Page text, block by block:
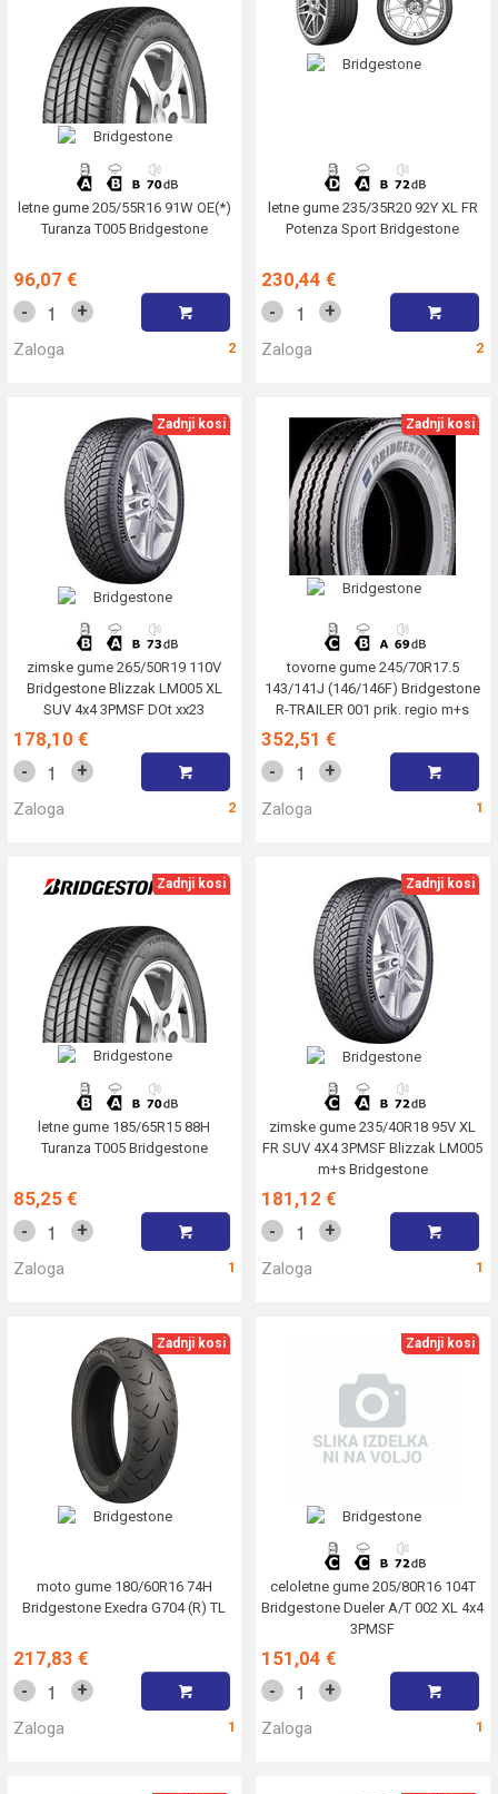
letne gume 205/55R16 91W OE(*)
Turanza T005 Bridgestone
96,07 €
- +
Zaloga 2
letne gume 235/35R20 92Y XL FR
Potenza Sport Bridgestone
230,44 €
- +
Zaloga 2
Zadnji kosi
zimske gume 265/50R19 110V
Bridgestone Blizzak LM005 XL
SUV 4x4 3PMSF DOt xx23
178,10 €
- +
Zaloga 2
Zadnji kosi
tovorne gume 245/70R17.5
143/141J (146/146F) Bridgestone
R-TRAILER 001 prik. regio m+s
352,51 €
- +
Zaloga 1
Zadnji kosi
letne gume 185/65R15 88H
Turanza T005 Bridgestone
85,25 €
- +
Zaloga 1
Zadnji kosi
zimske gume 235/40R18 95V XL
FR SUV 4X4 3PMSF Blizzak LM005
m+s Bridgestone
181,12 €
- +
Zaloga 1
Zadnji kosi
moto gume 180/60R16 74H
Bridgestone Exedra G704 (R) TL
217,83 €
- +
Zaloga 1
Zadnji kosi
celoletne gume 205/80R16 104T
Bridgestone Dueler A/T 002 XL 4x4
3PMSF
151,04 €
- +
Zaloga 1